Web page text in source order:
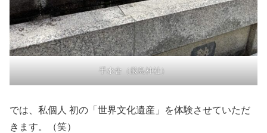
手水舎（厳島神社）
では、私個人 初の「世界文化遺産」を体験させていただ
きます。（笑）